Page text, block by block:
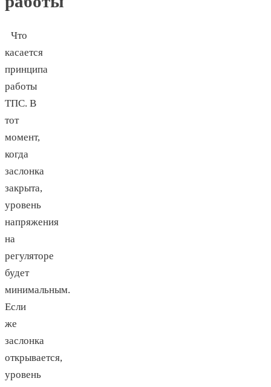
Что
касается
принципа
работы
ТПС. В
тот
момент,
когда
заслонка
закрыта,
уровень
напряжения
на
регуляторе
будет
минимальным.
Если
же
заслонка
открывается,
уровень